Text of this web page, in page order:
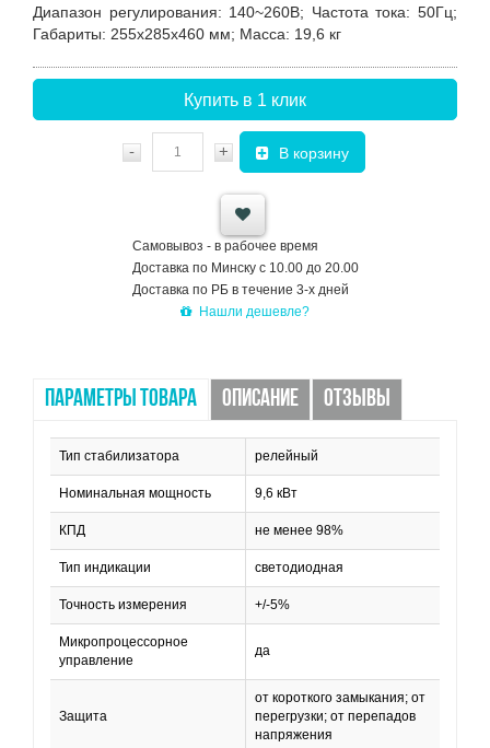
Диапазон регулирования: 140~260В; Частота тока: 50Гц;
Габариты: 255х285х460 мм; Масса: 19,6 кг
Купить в 1 клик
- + В корзину
Самовывоз - в рабочее время
Доставка по Минску с 10.00 до 20.00
Доставка по РБ в течение 3-х дней
Нашли дешевле?
ПАРАМЕТРЫ ТОВАРА ОПИСАНИЕ ОТЗЫВЫ
Тип стабилизатора релейный
Номинальная мощность 9,6 кВт
КПД не менее 98%
Тип индикации светодиодная
Точность измерения +/-5%
Микропроцессорное
управление
да
Защита
от короткого замыкания; от
перегрузки; от перепадов
напряжения